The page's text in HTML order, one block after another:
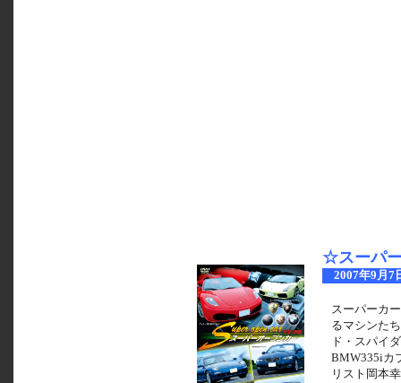
☆スーパ
2007年9月7
スーパーカ
るマシンた
ド・スパイ
BMW335iカ
リスト岡本